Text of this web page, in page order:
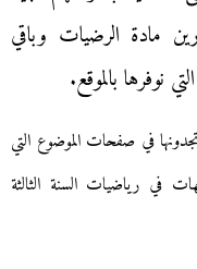
مادة الرضيات وباقي
نوفرها بالموقع.
تجدونها في صفحات الموضوع التي
في رياضيات السنة الثالثة